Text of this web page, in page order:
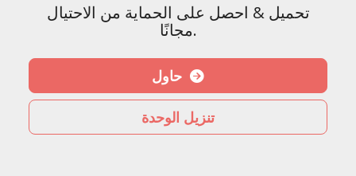
تحميل & احصل على الحماية من الاحتيال
مجانًا.
تنزيل الوحدة